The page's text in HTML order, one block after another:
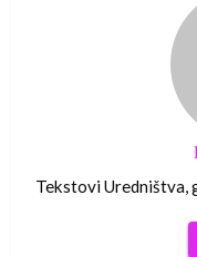
Tekstovi Uredništva,